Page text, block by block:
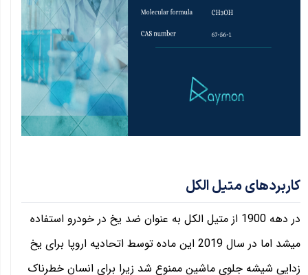
کاربردهای متیل الکل
در دهه 1900 از متیل الکل به عنوان ضد یخ در خودرو استفاده
میشد اما در سال 2019 این ماده توسط اتحادیه اروپا برای یخ
زدایی شیشه جلوی ماشین ممنوع شد زیرا برای انسان خطرناک